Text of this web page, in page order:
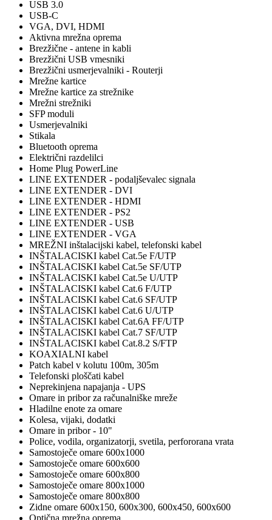
USB 3.0
USB-C
VGA, DVI, HDMI
Aktivna mrežna oprema
Brezžične - antene in kabli
Brezžični USB vmesniki
Brezžični usmerjevalniki - Routerji
Mrežne kartice
Mrežne kartice za strežnike
Mrežni strežniki
SFP moduli
Usmerjevalniki
Stikala
Bluetooth oprema
Električni razdelilci
Home Plug PowerLine
LINE EXTENDER - podaljševalec signala
LINE EXTENDER - DVI
LINE EXTENDER - HDMI
LINE EXTENDER - PS2
LINE EXTENDER - USB
LINE EXTENDER - VGA
MREŽNI inštalacijski kabel, telefonski kabel
INŠTALACISKI kabel Cat.5e F/UTP
INŠTALACISKI kabel Cat.5e SF/UTP
INŠTALACISKI kabel Cat.5e U/UTP
INŠTALACISKI kabel Cat.6 F/UTP
INŠTALACISKI kabel Cat.6 SF/UTP
INŠTALACISKI kabel Cat.6 U/UTP
INŠTALACISKI kabel Cat.6A FF/UTP
INŠTALACISKI kabel Cat.7 SF/UTP
INŠTALACISKI kabel Cat.8.2 S/FTP
KOAXIALNI kabel
Patch kabel v kolutu 100m, 305m
Telefonski ploščati kabel
Neprekinjena napajanja - UPS
Omare in pribor za računalniške mreže
Hladilne enote za omare
Kolesa, vijaki, dodatki
Omare in pribor - 10"
Police, vodila, organizatorji, svetila, perfororana vrata
Samostoječe omare 600x1000
Samostoječe omare 600x600
Samostoječe omare 600x800
Samostoječe omare 800x1000
Samostoječe omare 800x800
Zidne omare 600x150, 600x300, 600x450, 600x600
Optična mrežna oprema